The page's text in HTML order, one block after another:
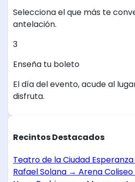
Selecciona el que más te
antelación.
3
Enseña tu boleto
El día del evento, acude al
disfruta.
Recintos Destacados
Teatro de la Ciudad Esperanza
Rafael Solana → Arena Coliseo